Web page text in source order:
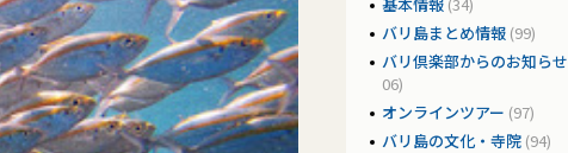
バリ島まとめ情報 (99)
バリ倶楽部からのお知らせ
06)
オンラインツアー (97)
バリ島の文化・寺院 (94)